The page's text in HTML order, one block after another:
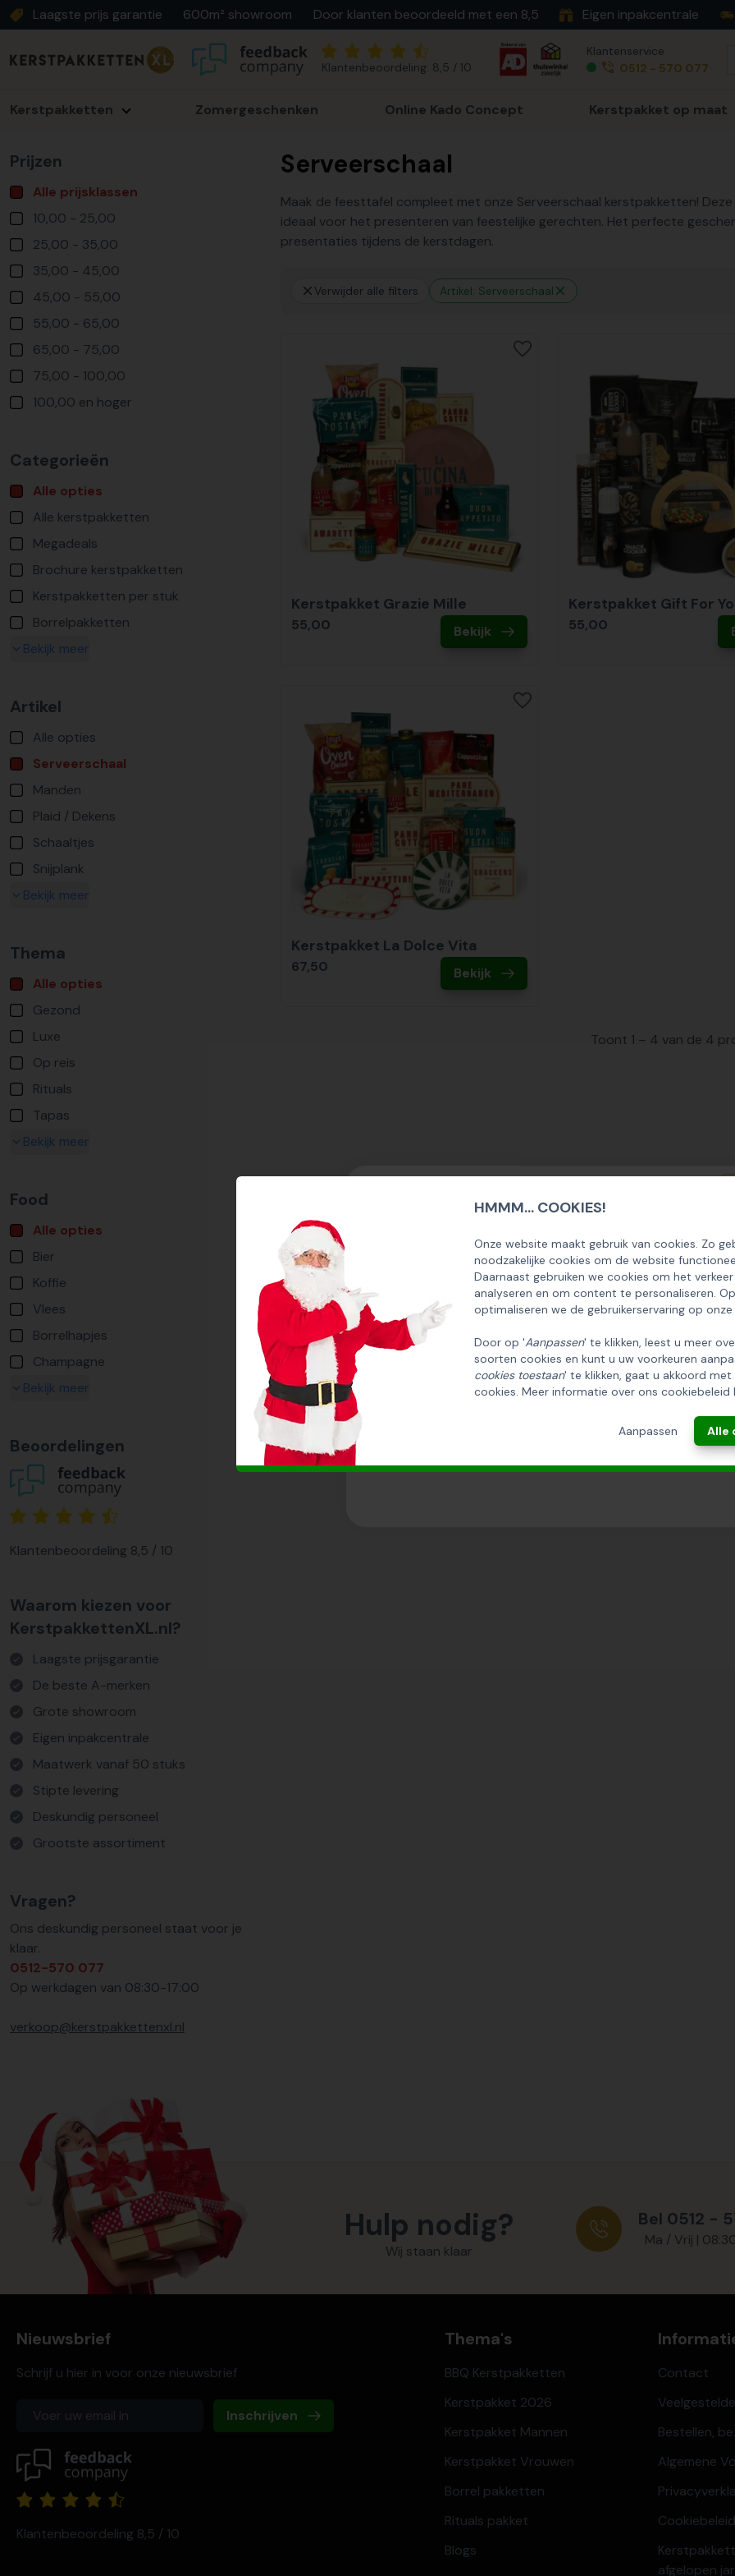
HMMM... COOKIES!
Onze website maakt gebruik van cookies. Zo
noodzakelijke cookies om de website
Daarnaast gebruiken we cookies om het
analyseren en om content te personaliseren.
optimaliseren we de gebruikerservaring op onze
Door op 'Aanpassen' te klikken, leest u meer
soorten cookies en kunt u uw voorkeuren
cookies toestaan' te klikken, gaat u akkoord
cookies. Meer informatie over ons cookiebeleid
Aanpassen Alle
Laagste prijs garantie 600m² showroom Door klanten beoordeeld met een 8,5 Eigen inpakcentrale
Klantenbeoordeling: 8,5 / 10
Klantenservice
0512 - 570 077
Kerstpakketten Zomergeschenken Online Kado Concept Kerstpakket op maat
Prijzen
Alle prijsklassen
10,00 - 25,00
25,00 - 35,00
35,00 - 45,00
45,00 - 55,00
55,00 - 65,00
65,00 - 75,00
75,00 - 100,00
100,00 en hoger
Categorieën
Alle opties
Alle kerstpakketten
Megadeals
Brochure kerstpakketten
Kerstpakketten per stuk
Borrelpakketten
Bekijk meer
Artikel
Alle opties
Serveerschaal
Manden
Plaid / Dekens
Schaaltjes
Snijplank
Bekijk meer
Thema
Alle opties
Gezond
Luxe
Op reis
Rituals
Tapas
Bekijk meer
Food
Alle opties
Bier
Koffie
Vlees
Borrelhapjes
Champagne
Bekijk meer
Beoordelingen
Klantenbeoordeling 8,5 / 10
Waarom kiezen voor
KerstpakkettenXL.nl?
Laagste prijsgarantie
De beste A-merken
Grote showroom
Eigen inpakcentrale
Maatwerk vanaf 50 stuks
Stipte levering
Deskundig personeel
Grootste assortiment
Vragen?
Ons deskundig personeel staat voor je
klaar.
0512-570 077
Op werkdagen van 08:30-17:00
verkoop@kerstpakkettenxl.nl
Serveerschaal
Maak de feesttafel compleet met onze Serveerschaal kerstpakketten!
ideaal voor het presenteren van feestelijke gerechten. Het perfecte
presentaties tijdens de kerstdagen.
Verwijder alle filters Artikel: Serveerschaal
Kerstpakket Grazie Mille
55,00 Bekijk
Kerstpakket Gift For
55,00
Kerstpakket La Dolce Vita
67,50 Bekijk
Toont 1 – 4 van de 4
Hulp nodig?
Wij staan klaar
Bel 0512 -
Ma / Vrij |
Nieuwsbrief
Schrijf u hier in voor onze nieuwsbrief
Inschrijven
Klantenbeoordeling 8,5 / 10
Thema's
BBQ Kerstpakketten
Kerstpakket 2026
Kerstpakket Mannen
Kerstpakket Vrouwen
Borrel pakketten
Rituals pakket
Blogs
Contact
Bestellen,
Algemene
afgelopen
EN ONTVANG 5% KORTING OP DE
HUISCOLLECTIE KERSTPAKKETTEN
Email
INSCHRIJVEN!